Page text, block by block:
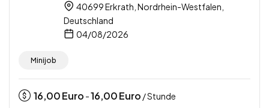
40699 Erkrath, Nordrhein-Westfalen,
Deutschland
04/08/2026
Minijob
16,00Euro -16,00Euro / Stunde